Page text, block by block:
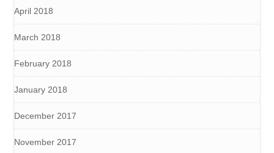
April 2018
March 2018
February 2018
January 2018
December 2017
November 2017